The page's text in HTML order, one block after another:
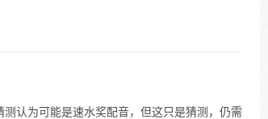
认为可能是速水奖配音，但这只是猜测，仍需